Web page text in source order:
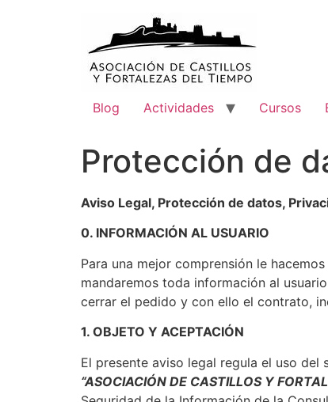
Blog Actividades Cursos
Protección de
Aviso Legal, Protección de datos,
0. INFORMACIÓN AL USUARIO
Para una mejor comprensión le
mandaremos toda información al
cerrar el pedido y con ello el contrato,
1. OBJETO Y ACEPTACIÓN
El presente aviso legal regula el uso del
“ASOCIACIÓN DE CASTILLOS Y